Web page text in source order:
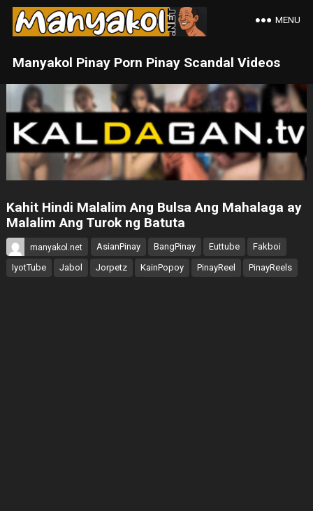
Manyakol Pinay Porn Pinay Scandal Videos
MENU
Kahit Hindi Malalim Ang Bulsa Ang Mahalaga ay
Malalim Ang Turok ng Batuta
manyakol.net AsianPinay BangPinay Euttube
Fakboi
IyotTube
Jabol Jorpetz KainPopoy PinayReel PinayReels